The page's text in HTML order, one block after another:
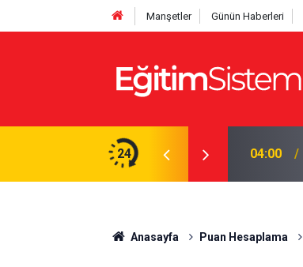
Manşetler Günün Haberleri
24
Sınavla Alan Liseler Yüzde 95,76
04:00
Anasayfa Puan Hesaplama